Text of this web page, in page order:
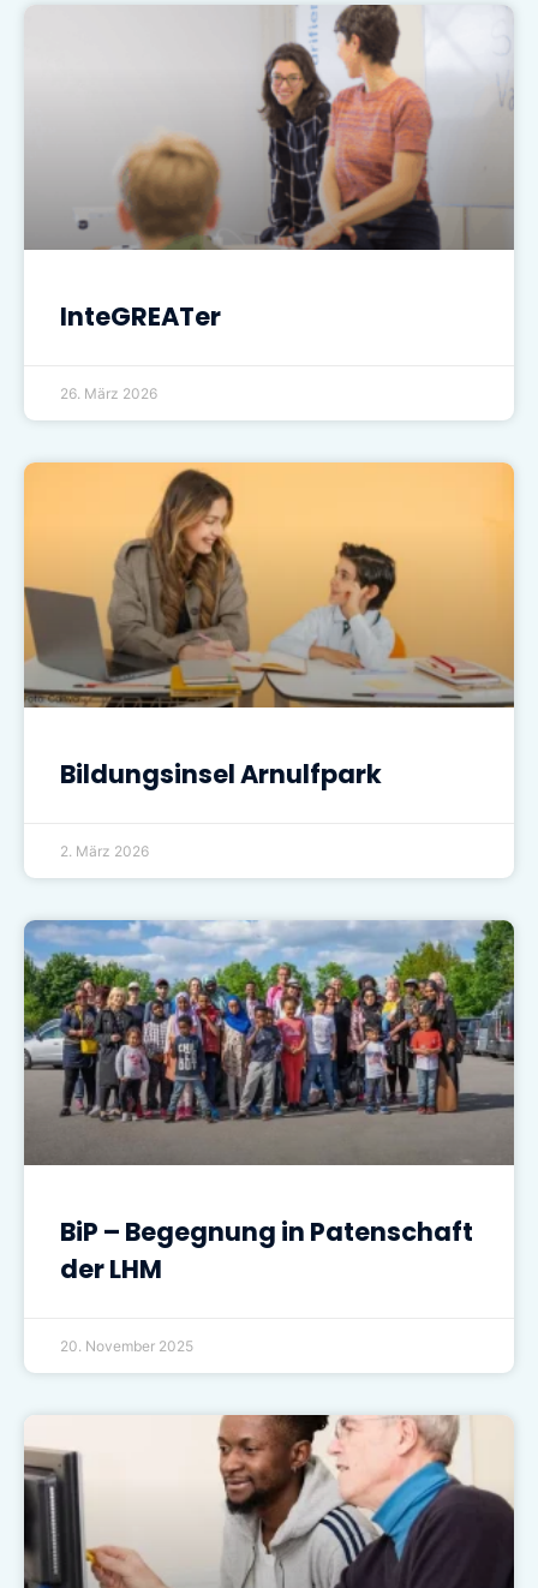
InteGREATer
26. März 2026
Bildungsinsel Arnulfpark
2. März 2026
BiP – Begegnung in Patenschaft
der LHM
20. November 2025